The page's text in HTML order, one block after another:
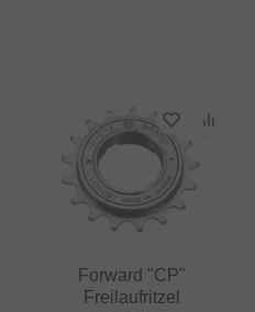
Forward "CP"
Freilaufritzel